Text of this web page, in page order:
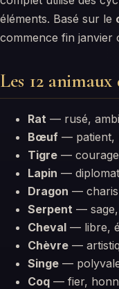
éléments. Basé sur le
commence fin janvier
Les 12
Rat — rusé,
Bœuf — patient,
Tigre —
Lapin —
Dragon —
Serpent — sage,
Cheval — libre,
Chèvre —
Singe —
Coq — fier,